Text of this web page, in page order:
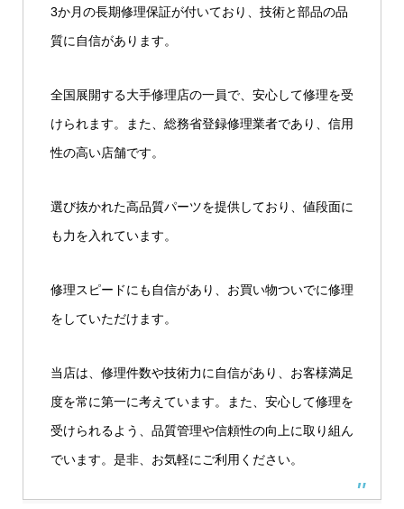
3か月の長期修理保証が付いており、技術と部品の品
質に自信があります。
全国展開する大手修理店の一員で、安心して修理を受
けられます。また、総務省登録修理業者であり、信用
性の高い店舗です。
選び抜かれた高品質パーツを提供しており、値段面に
も力を入れています。
修理スピードにも自信があり、お買い物ついでに修理
をしていただけます。
当店は、修理件数や技術力に自信があり、お客様満足
度を常に第一に考えています。また、安心して修理を
受けられるよう、品質管理や信頼性の向上に取り組ん
でいます。是非、お気軽にご利用ください。